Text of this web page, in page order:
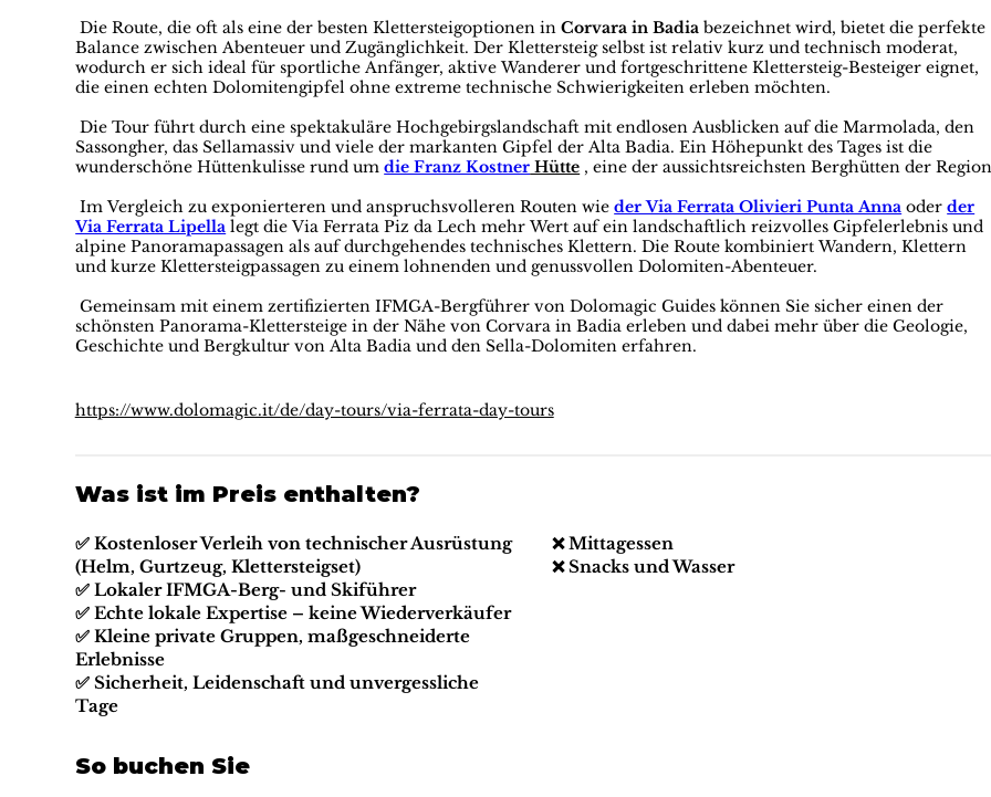
Die Route, die oft als eine der besten Klettersteigoptionen inCorvara in Badia bezeichnet wird, bietet die perfekte
Balance zwischen Abenteuer und Zugänglichkeit. Der Klettersteig selbst ist relativ kurz und technisch moderat,
wodurch er sich ideal für sportliche Anfänger, aktive Wanderer und fortgeschrittene Klettersteig-Besteiger eignet,
die einen echten Dolomitengipfel ohne extreme technische Schwierigkeiten erleben möchten.
Die Tour führt durch eine spektakuläre Hochgebirgslandschaft mit endlosen Ausblicken auf die Marmolada, den
Sassongher, das Sellamassiv und viele der markanten Gipfel der Alta Badia. Ein Höhepunkt des Tages ist die
wunderschöne Hüttenkulisse rund umdie Franz Kostner Hütte , eine der aussichtsreichsten Berghütten der
Im Vergleich zu exponierteren und anspruchsvolleren Routen wieder Via Ferrata Olivieri Punta Anna oderder
Via Ferrata Lipella legt die Via Ferrata Piz da Lech mehr Wert auf ein landschaftlich reizvolles Gipfelerlebnis und
alpine Panoramapassagen als auf durchgehendes technisches Klettern. Die Route kombiniert Wandern, Klettern
und kurze Klettersteigpassagen zu einem lohnenden und genussvollen Dolomiten-Abenteuer.
Gemeinsam mit einem zertifizierten IFMGA-Bergführer von Dolomagic Guides können Sie sicher einen der
schönsten Panorama-Klettersteige in der Nähe von Corvara in Badia erleben und dabei mehr über die Geologie,
Geschichte und Bergkultur von Alta Badia und den Sella-Dolomiten erfahren.
https://www.dolomagic.it/de/day-tours/via-ferrata-day-tours
Was ist im Preis enthalten?
✅ Kostenloser Verleih von technischer Ausrüstung
(Helm, Gurtzeug, Klettersteigset)
✅ Lokaler IFMGA-Berg- und Skiführer
✅ Echte lokale Expertise – keine Wiederverkäufer
✅ Kleine private Gruppen, maßgeschneiderte
Erlebnisse
✅ Sicherheit, Leidenschaft und unvergessliche
Tage
❌ Mittagessen
❌ Snacks und Wasser
So buchen Sie